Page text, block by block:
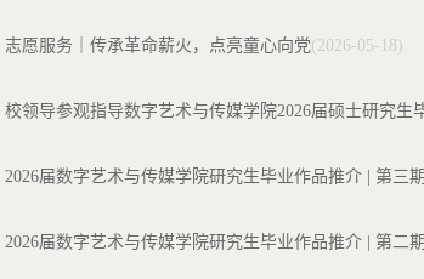
志愿服务｜传承革命薪火，点亮童心向党(2026-05-18)
校领导参观指导数字艺术与传媒学院2026届硕士研究生
2026届数字艺术与传媒学院研究生毕业作品推介 | 第三期
2026届数字艺术与传媒学院研究生毕业作品推介 | 第二期